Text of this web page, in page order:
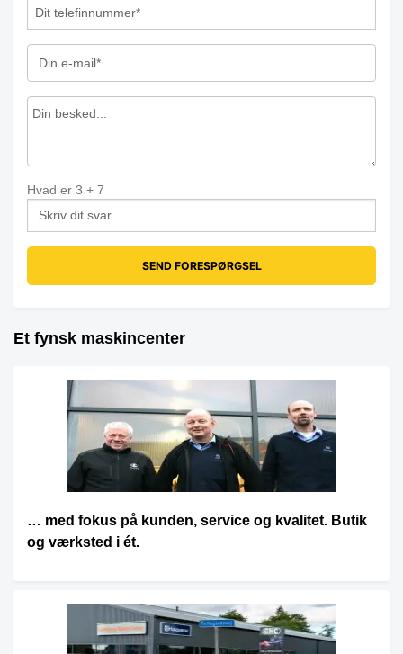
Hvad er 3 + 7
Et fynsk maskincenter
… med fokus på kunden, service og kvalitet. Butik
og værksted i ét.